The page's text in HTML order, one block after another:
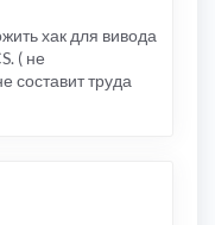
хак для вивода
( не
составит труда